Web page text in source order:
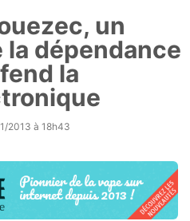
un
dépendance
la
2013 à 18h43